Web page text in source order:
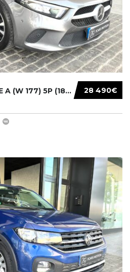
28 490€
MERCEDES BENZ CLASE A (W 177) 5P (18-) 2020....